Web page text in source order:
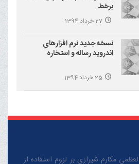
برخط
27 خرداد 1394
نسخه جدید نرم افزارهای
اندروید رساله و استخاره
25 خرداد 1394
مکارم شیرازی بر لزوم استفاده از